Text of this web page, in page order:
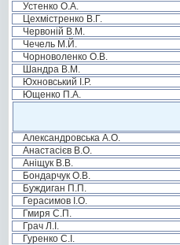
Устенко О.А.
Цехмістренко В.Г.
Червоній В.М.
Чечель М.Й.
Чорноволенко О.В.
Шандра В.М.
Юхновський І.Р.
Ющенко П.А.
Александровська А.О.
Анастасієв В.О.
Аніщук В.В.
Бондарчук О.В.
Буждиган П.П.
Герасимов І.О.
Гмиря С.П.
Грач Л.І.
Гуренко С.І.